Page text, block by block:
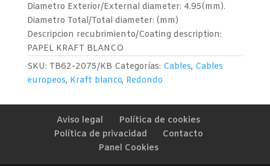
Diametro Exterior/External diameter: 4.95(mm).
Diametro Total/Total diameter: (mm)
Descripcion recubrimiento/Coating description:
PAPEL KRAFT BLANCO
SKU: TB62-2075/KB Categorías: Cables, Cables
europeos, Kraft blanco, Redondo
Aviso legal
Política de cookies
Política de privacidad
Contacto
Panel Cookies